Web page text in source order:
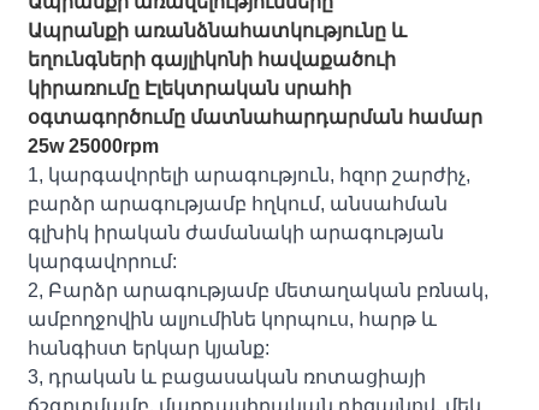
Ապրանքի առանձնահատկությունը և
եղունգների գայլիկոնի հավաքածուի
կիրառումը Էլեկտրական սրահի
օգտագործումը մատնահարդարման համար
25w 25000rpm
1, կարգավորելի արագություն, հզոր շարժիչ,
բարձր արագությամբ հղկում, անսահման
գլխիկ իրական ժամանակի արագության
կարգավորում:
2, Բարձր արագությամբ մետաղական բռնակ,
ամբողջովին ալյումինե կորպուս, հարթ և
հանգիստ երկար կյանք:
3, դրական և բացասական ռոտացիայի
ճշգրտմամբ, մարդասիրական դիզայնով, մեկ